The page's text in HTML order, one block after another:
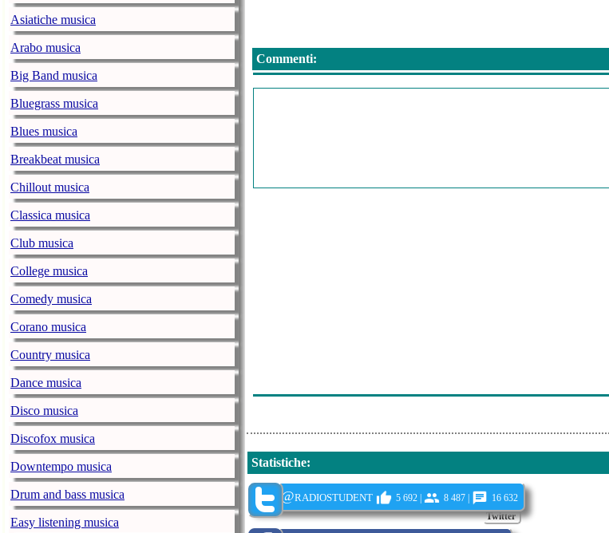
Asiatiche musica
Arabo musica
Big Band musica
Bluegrass musica
Blues musica
Breakbeat musica
Chillout musica
Classica musica
Club musica
College musica
Comedy musica
Corano musica
Country musica
Dance musica
Disco musica
Discofox musica
Downtempo musica
Drum and bass musica
Easy listening musica
Commenti:
Statistiche:
Twitter
@radiostudent 5 692 | 8 487 | 16 632